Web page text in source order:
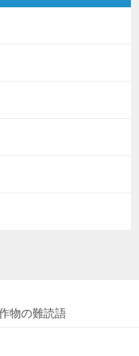
物の難読語